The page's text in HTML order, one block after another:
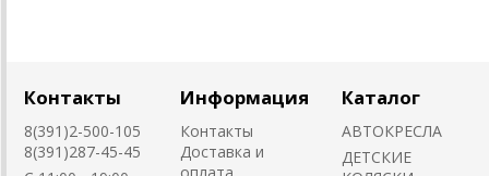
Контакты
8(391)2-500-105
8(391)287-45-45
Информация
Контакты
Доставка и
Каталог
АВТОКРЕСЛА
ДЕТСКИЕ